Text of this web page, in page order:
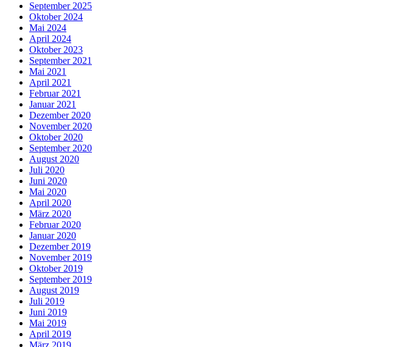
September 2025
Oktober 2024
Mai 2024
April 2024
Oktober 2023
September 2021
Mai 2021
April 2021
Februar 2021
Januar 2021
Dezember 2020
November 2020
Oktober 2020
September 2020
August 2020
Juli 2020
Juni 2020
Mai 2020
April 2020
März 2020
Februar 2020
Januar 2020
Dezember 2019
November 2019
Oktober 2019
September 2019
August 2019
Juli 2019
Juni 2019
Mai 2019
April 2019